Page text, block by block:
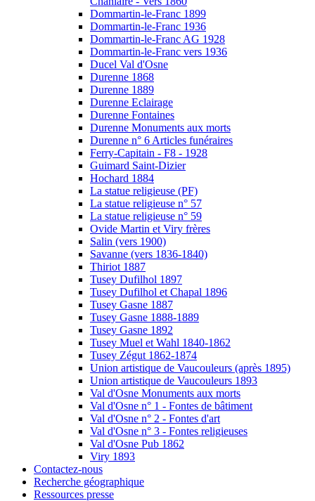
Dommartin-le-Franc 1899
Dommartin-le-Franc 1936
Dommartin-le-Franc AG 1928
Dommartin-le-Franc vers 1936
Ducel Val d'Osne
Durenne 1868
Durenne 1889
Durenne Eclairage
Durenne Fontaines
Durenne Monuments aux morts
Durenne n° 6 Articles funéraires
Ferry-Capitain - F8 - 1928
Guimard Saint-Dizier
Hochard 1884
La statue religieuse (PF)
La statue religieuse n° 57
La statue religieuse n° 59
Ovide Martin et Viry frères
Salin (vers 1900)
Savanne (vers 1836-1840)
Thiriot 1887
Tusey Dufilhol 1897
Tusey Dufilhol et Chapal 1896
Tusey Gasne 1887
Tusey Gasne 1888-1889
Tusey Gasne 1892
Tusey Muel et Wahl 1840-1862
Tusey Zégut 1862-1874
Union artistique de Vaucouleurs (après 1895)
Union artistique de Vaucouleurs 1893
Val d'Osne Monuments aux morts
Val d'Osne n° 1 - Fontes de bâtiment
Val d'Osne n° 2 - Fontes d'art
Val d'Osne n° 3 - Fontes religieuses
Val d'Osne Pub 1862
Viry 1893
Contactez-nous
Recherche géographique
Ressources presse